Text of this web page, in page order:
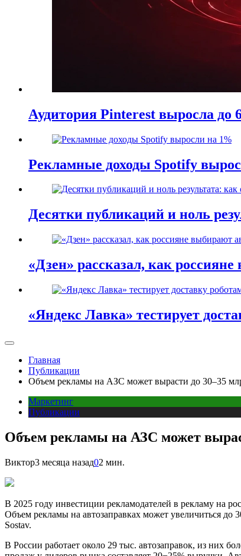
Аудитория Pinterest выросла до
Рекламные доходы Spotify
Десятки публикаций и ноль
«Дзен» рассказал, как
«Яндекс Лавка» тестирует
Главная
Публикации
Объем рекламы на АЗС может вырасти до 30–35
Маркетинг
Публикации
Объем рекламы на АЗС может
Виктор3 месяца назад02 мин.
В 2025 году инвестиции рекламодателей в рекламу на
Объем рекламы на автозаправках может увеличиться до
Sostav.
В России работает около 29 тыс. автозаправок, из них